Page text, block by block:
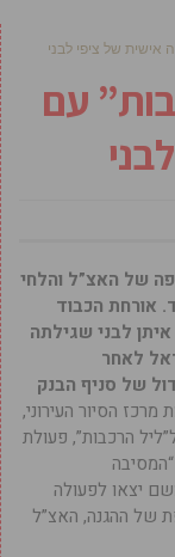
אישית של ציפי לבני
עם
של האצ”ל והלחי
אורחת הכבוד
לבני שגילתה
לאחר
של סניף הבנק
מרכז הסיור העירוני,
הרכבת בלוד עם ציון 70 שנה ל”ליל הרכבות”, פעולת
יצאו לפעולה
של ההגנה, האצ”ל